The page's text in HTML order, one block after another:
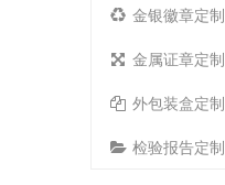
金银徽章定制
金属证章定制
外包装盒定制
检验报告定制